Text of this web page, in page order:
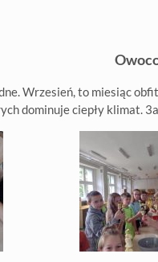
Wrzesień, to miesiąc
dominuje ciepły klimat.